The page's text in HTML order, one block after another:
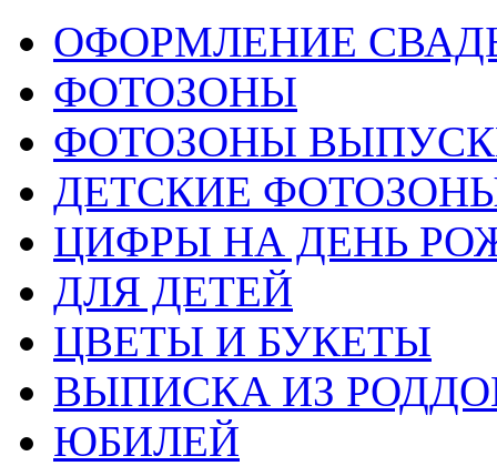
ОФОРМЛЕНИЕ
ФОТОЗОНЫ
ФОТОЗОНЫ
ДЕТСКИЕ
ЦИФРЫ НА ДЕНЬ
ДЛЯ ДЕТЕЙ
ЦВЕТЫ И БУКЕТЫ
ВЫПИСКА ИЗ
ЮБИЛЕЙ